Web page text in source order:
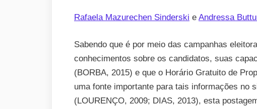
Rafaela Mazurechen Sinderski e Andressa
Sabendo que é por meio das campanhas
conhecimentos sobre os candidatos, suas
(BORBA, 2015) e que o Horário Gratuito de
uma fonte importante para tais informações no
(LOURENÇO, 2009; DIAS, 2013), esta